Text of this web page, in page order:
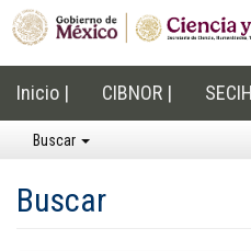
Inicio | CIBNOR |
Buscar
Buscar